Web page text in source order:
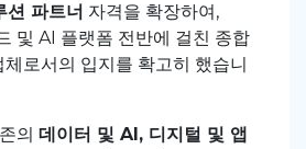
션 파트너 자격을 확장하여,
및 AI 플랫폼 전반에 걸친 종합
로서의 입지를 확고히 했습니
의 데이터 및 AI, 디지털 및 앱